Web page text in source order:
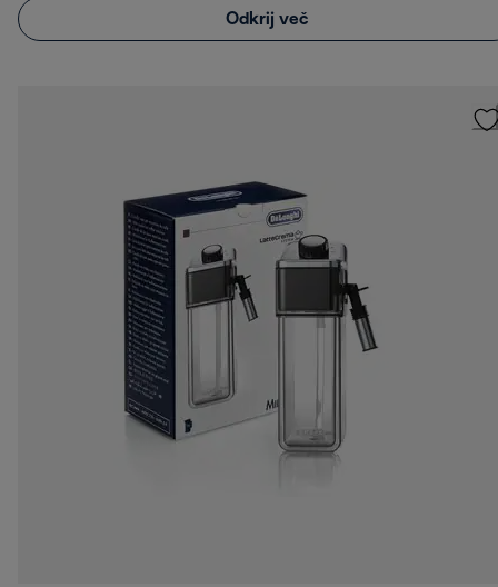
Odkrij več